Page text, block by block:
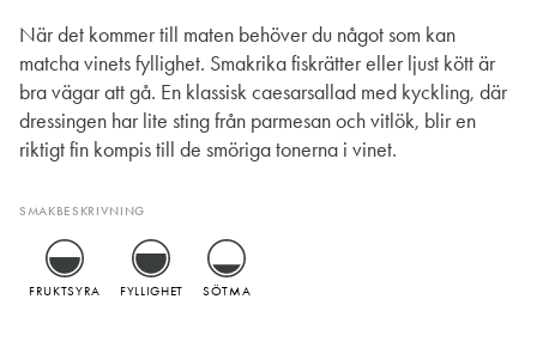
När det kommer till maten behöver du något som kan
matcha vinets fyllighet. Smakrika fiskrätter eller ljust kött är
bra vägar att gå. En klassisk caesarsallad med kyckling, där
dressingen har lite sting från parmesan och vitlök, blir en
riktigt fin kompis till de smöriga tonerna i vinet.
SMAKBESKRIVNING
FRUKTSYRA FYLLIGHET SÖTMA